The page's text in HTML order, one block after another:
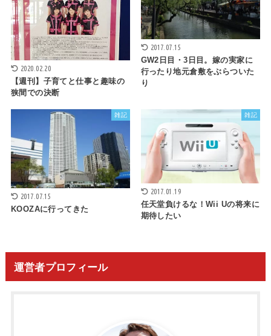
2020.02.20
【週刊】子育てと仕事と趣味の
狭間での決断
2017.07.15
GW2日目・3日目。嫁の実家に
行ったり地元倉敷をぶらついた
り
雑記
2017.07.15
KOOZAに行ってきた
雑記
2017.01.19
任天堂負けるな！Wii Uの将来に
期待したい
運営者プロフィール